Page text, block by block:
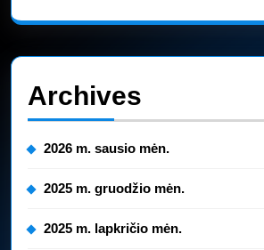
Archives
2026 m. sausio mėn.
2025 m. gruodžio mėn.
2025 m. lapkričio mėn.